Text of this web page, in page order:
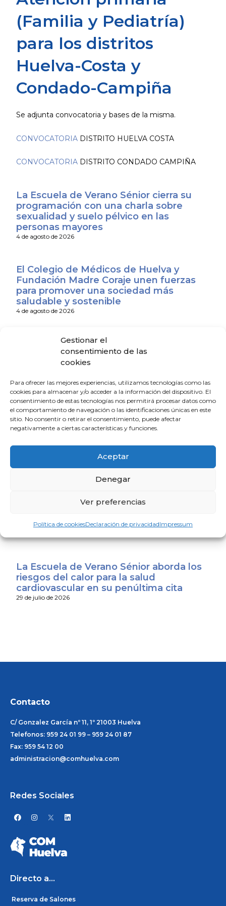
Gestionar el
consentimiento de las
cookies
Para ofrecer las mejores experiencias, utilizamos tecnologías como las
cookies para almacenar y/o acceder a la información del dispositivo. El
consentimiento de estas tecnologías nos permitirá procesar datos como
el comportamiento de navegación o las identificaciones únicas en este
sitio. No consentir o retirar el consentimiento, puede afectar
negativamente a ciertas características y funciones.
Aceptar
Denegar
Ver preferencias
Política de cookiesDeclaración de privacidadImpressum
(Familia y Pediatría)
para los distritos
Huelva-Costa y
Condado-Campiña
Se adjunta convocatoria y bases de la misma.
CONVOCATORIADISTRITO HUELVA COSTA
CONVOCATORIADISTRITO CONDADO CAMPIÑA
La Escuela de Verano Sénior cierra su
programación con una charla sobre
sexualidad y suelo pélvico en las
personas mayores
4 de agosto de 2026
El Colegio de Médicos de Huelva y
Fundación Madre Coraje unen fuerzas
para promover una sociedad más
saludable y sostenible
4 de agosto de 2026
El CACM respalda el acuerdo entre la
Junta y el Sindicato Médico Andaluz y
exige que se convierta en mejoras reales
31 de julio de 2026
El Consejo Andaluz de Colegios de
Médicos expresa su apoyo a los
concurso público de méritos para las
Universidad de Huelva
La Escuela de Verano Sénior aborda los
riesgos del calor para la salud
cardiovascular en su penúltima cita
29 de julio de 2026
Contacto
C/ Gonzalez García nº 11, 1º 21003 Huelva
Telefonos: 959 24 01 99 – 959 24 01 87
Fax: 959 54 12 00
administracion@comhuelva.com
Redes Sociales
F
a
e
b
o
o
I
n
a
g
r
L
i
i
Directo a...
Reserva de Salones